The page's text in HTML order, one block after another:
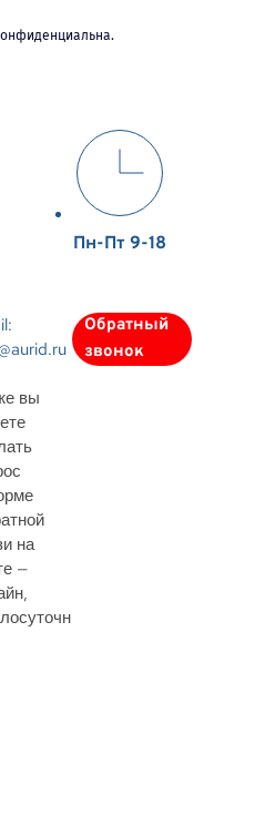
Пн-Пт 9-18
вы
на
—
,
Обратный
звонок